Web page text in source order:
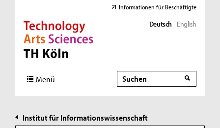
Direkt zur Hauptnavigation
Direkt zur Subnavigation
Direkt zum Inhalt
Direkt zum Fußbereich
Informationen für Beschäftigte
Deutsch English
Menü Suche
Suche
Institut für Informationswissenschaft